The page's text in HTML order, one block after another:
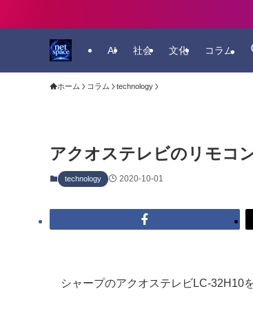
AI 社会 文化 コラム
ホーム コラム technology
アクオステレビのリモコ
technology 2020-10-01
シャープのアクオステレビLC-32H10